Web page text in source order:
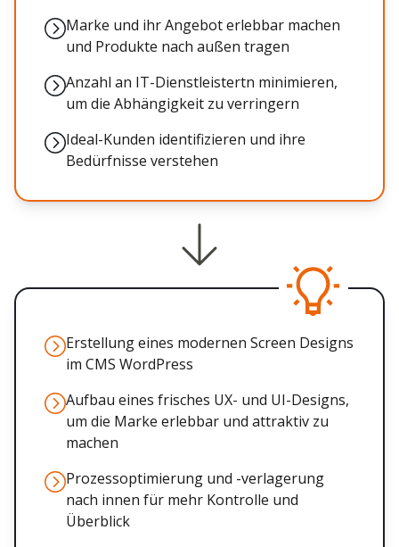
Marke und ihr Angebot erlebbar machen
und Produkte nach außen tragen
Anzahl an IT-Dienstleistertn minimieren,
um die Abhängigkeit zu verringern
Ideal-Kunden identifizieren und ihre
Bedürfnisse verstehen
Erstellung eines modernen Screen Designs
im CMS WordPress
Aufbau eines frisches UX- und UI-Designs,
um die Marke erlebbar und attraktiv zu
machen
Prozessoptimierung und -verlagerung
nach innen für mehr Kontrolle und
Überblick